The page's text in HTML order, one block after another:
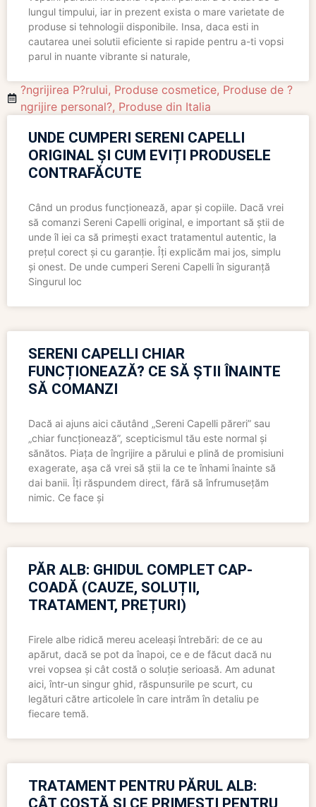
lungul timpului, iar in prezent exista o mare varietate de
produse si tehnologii disponibile. Insa, daca esti in
cautarea unei solutii eficiente si rapide pentru a-ti vopsi
parul in nuante vibrante si naturale,
?ngrijirea P?rului, Produse cosmetice, Produse de ?
ngrijire personal?, Produse din Italia
UNDE CUMPERI SERENI CAPELLI
ORIGINAL ȘI CUM EVIȚI PRODUSELE
CONTRAFĂCUTE
Când un produs funcționează, apar și copiile. Dacă vrei
să comanzi Sereni Capelli original, e important să știi de
unde îl iei ca să primești exact tratamentul autentic, la
prețul corect și cu garanție. Îți explicăm mai jos, simplu
și onest. De unde cumperi Sereni Capelli în siguranță
Singurul loc
SERENI CAPELLI CHIAR
FUNCȚIONEAZĂ? CE SĂ ȘTII ÎNAINTE
SĂ COMANZI
Dacă ai ajuns aici căutând „Sereni Capelli păreri” sau
„chiar funcționează”, scepticismul tău este normal și
sănătos. Piața de îngrijire a părului e plină de promisiuni
exagerate, așa că vrei să știi la ce te înhami înainte să
dai banii. Îți răspundem direct, fără să înfrumusețăm
nimic. Ce face și
PĂR ALB: GHIDUL COMPLET CAP-
COADĂ (CAUZE, SOLUȚII,
TRATAMENT, PREȚURI)
Firele albe ridică mereu aceleași întrebări: de ce au
apărut, dacă se pot da înapoi, ce e de făcut dacă nu
vrei vopsea și cât costă o soluție serioasă. Am adunat
aici, într-un singur ghid, răspunsurile pe scurt, cu
legături către articolele în care intrăm în detaliu pe
fiecare temă.
TRATAMENT PENTRU PĂRUL ALB:
CÂT COSTĂ ȘI CE PRIMEȘTI PENTRU